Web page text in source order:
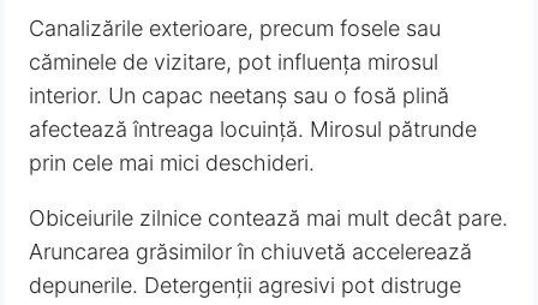
Canalizările exterioare, precum fosele sau
căminele de vizitare, pot influența mirosul
interior. Un capac neetanș sau o fosă plină
afectează întreaga locuință. Mirosul pătrunde
prin cele mai mici deschideri.
Obiceiurile zilnice contează mai mult decât pare.
Aruncarea grăsimilor în chiuvetă accelerează
depunerile. Detergenții agresivi pot distruge